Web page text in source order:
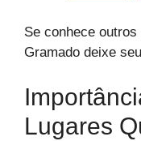
Se conhece
Gramado deixe
Lugares